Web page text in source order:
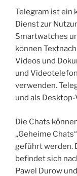
Telegram ist ein
Dienst zur
Smartwatches
können
Videos und
und
verwenden.
und als
Die Chats
„Geheime
geführt werden.
befindet sich
Pawel Durow